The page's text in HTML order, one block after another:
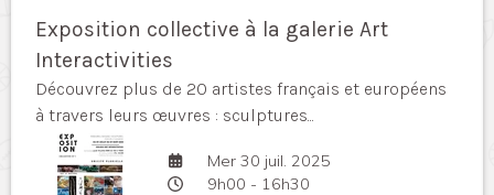
Exposition collective à la galerie Art
Interactivities
Découvrez plus de 20 artistes français et européens
à travers leurs œuvres : sculptures...
Mer 30 juil. 2025
9h00 - 16h30